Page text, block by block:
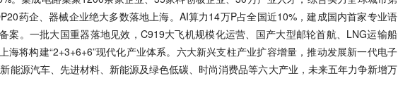
药企、器械企业绝大多数落地上海。AI算力14万P占全国近10%，建成国内首家专业语
案。一批大国重器落地见效，C919大飞机规模化运营、国产大型邮轮首航、LNG运输船
海将构建“2+3+6+6”现代化产业体系。六大新兴支柱产业扩容增量，推动发展新一代电子
能源汽车、先进材料、新能源及绿色低碳、时尚消费品等六大产业，未来五年力争新增万